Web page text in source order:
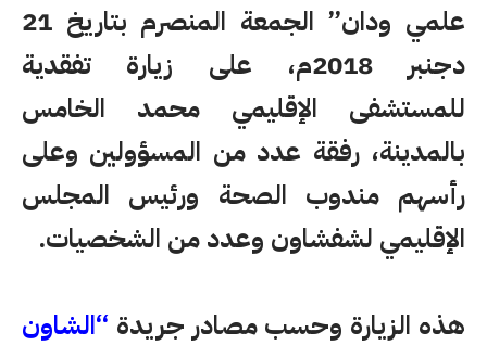
علمي ودان” الجمعة المنصرم بتاريخ 21
دجنبر 2018م، على زيارة تفقدية
للمستشفى الإقليمي محمد الخامس
بالمدينة، رفقة عدد من المسؤولين وعلى
رأسهم مندوب الصحة ورئيس المجلس
الإقليمي لشفشاون وعدد من الشخصيات.
هذه الزيارة وحسب مصادر جريدة “الشاون